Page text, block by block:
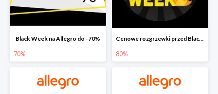
Black Week na Allegro do -70%
70%
Cenowe rozgrzewki przed Black Friday na Allegro do -80%
80%